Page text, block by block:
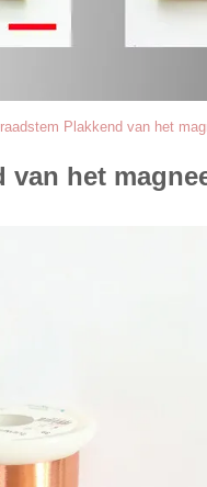
Plakkend van het
van het